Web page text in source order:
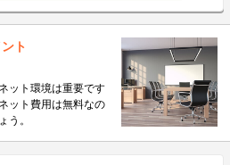
ト
ット環境は重要です
ット費用は無料なの
う。